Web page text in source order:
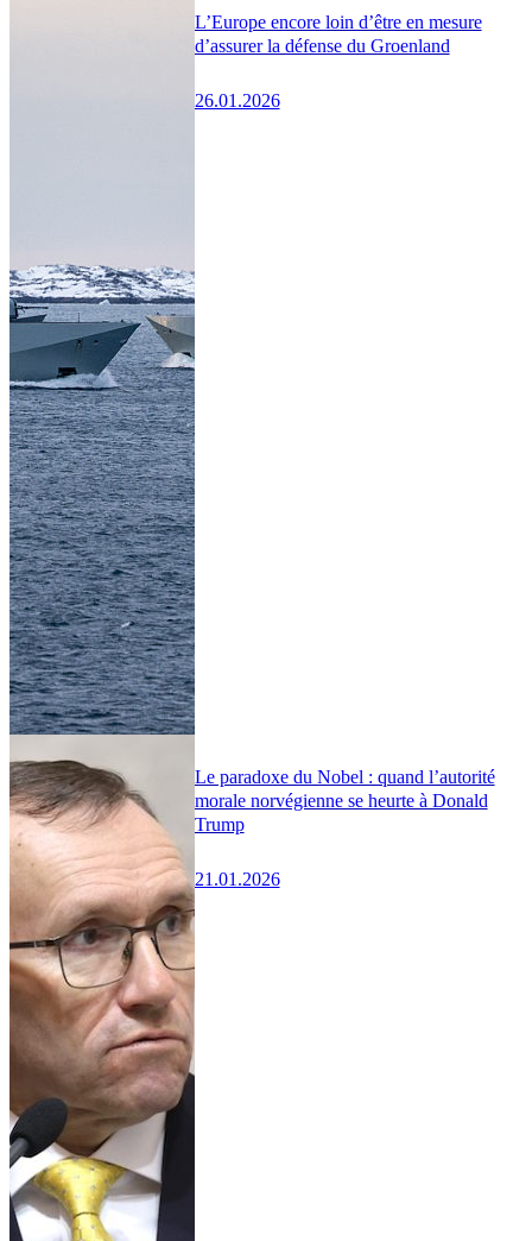
L’Europe encore loin d’être en mesure
d’assurer la défense du Groenland
26.01.2026
Le paradoxe du Nobel : quand l’autorité
morale norvégienne se heurte à Donald
Trump
21.01.2026